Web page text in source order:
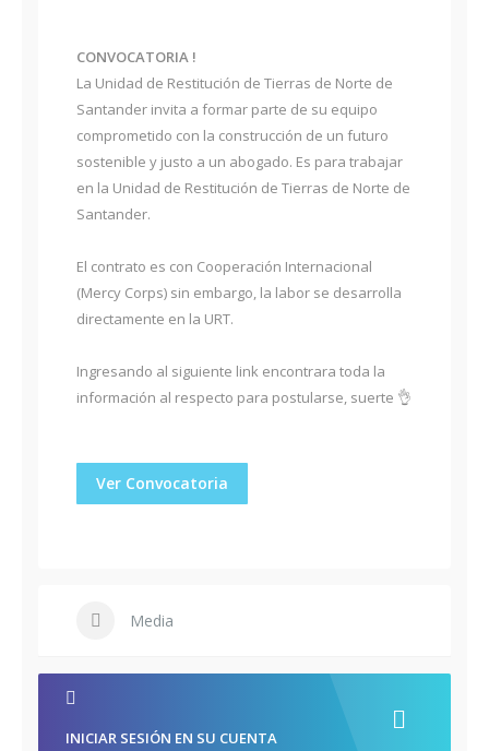
CONVOCATORIA !
La Unidad de Restitución de Tierras de Norte de
Santander invita a formar parte de su equipo
comprometido con la construcción de un futuro
sostenible y justo a un abogado. Es para trabajar
en la Unidad de Restitución de Tierras de Norte de
Santander.
El contrato es con Cooperación Internacional
(Mercy Corps) sin embargo, la labor se desarrolla
directamente en la URT.
Ingresando al siguiente link encontrara toda la
información al respecto para postularse, suerte 👌
Ver Convocatoria
Media
INICIAR SESIÓN EN SU CUENTA